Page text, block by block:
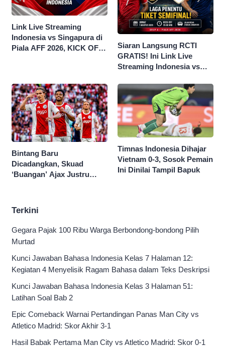
Link Live Streaming
Indonesia vs Singapura di
Piala AFF 2026, KICK OFF
Siaran Langsung RCTI
GRATIS! Ini Link Live
Streaming Indonesia vs
2026
Bintang Baru
Dicadangkan, Skuad
‘Buangan’ Ajax Justru
Timnas Indonesia Dihajar
Vietnam 0-3, Sosok Pemain
Ini Dinilai Tampil Bapuk
Terkini
Gegara Pajak 100 Ribu Warga Berbondong-bondong Pilih
Murtad
Kunci Jawaban Bahasa Indonesia Kelas 7 Halaman 12:
Kegiatan 4 Menyelisik Ragam Bahasa dalam Teks Deskripsi
Kunci Jawaban Bahasa Indonesia Kelas 3 Halaman 51:
Latihan Soal Bab 2
Epic Comeback Warnai Pertandingan Panas Man City vs
Atletico Madrid: Skor Akhir 3-1
Hasil Babak Pertama Man City vs Atletico Madrid: Skor 0-1